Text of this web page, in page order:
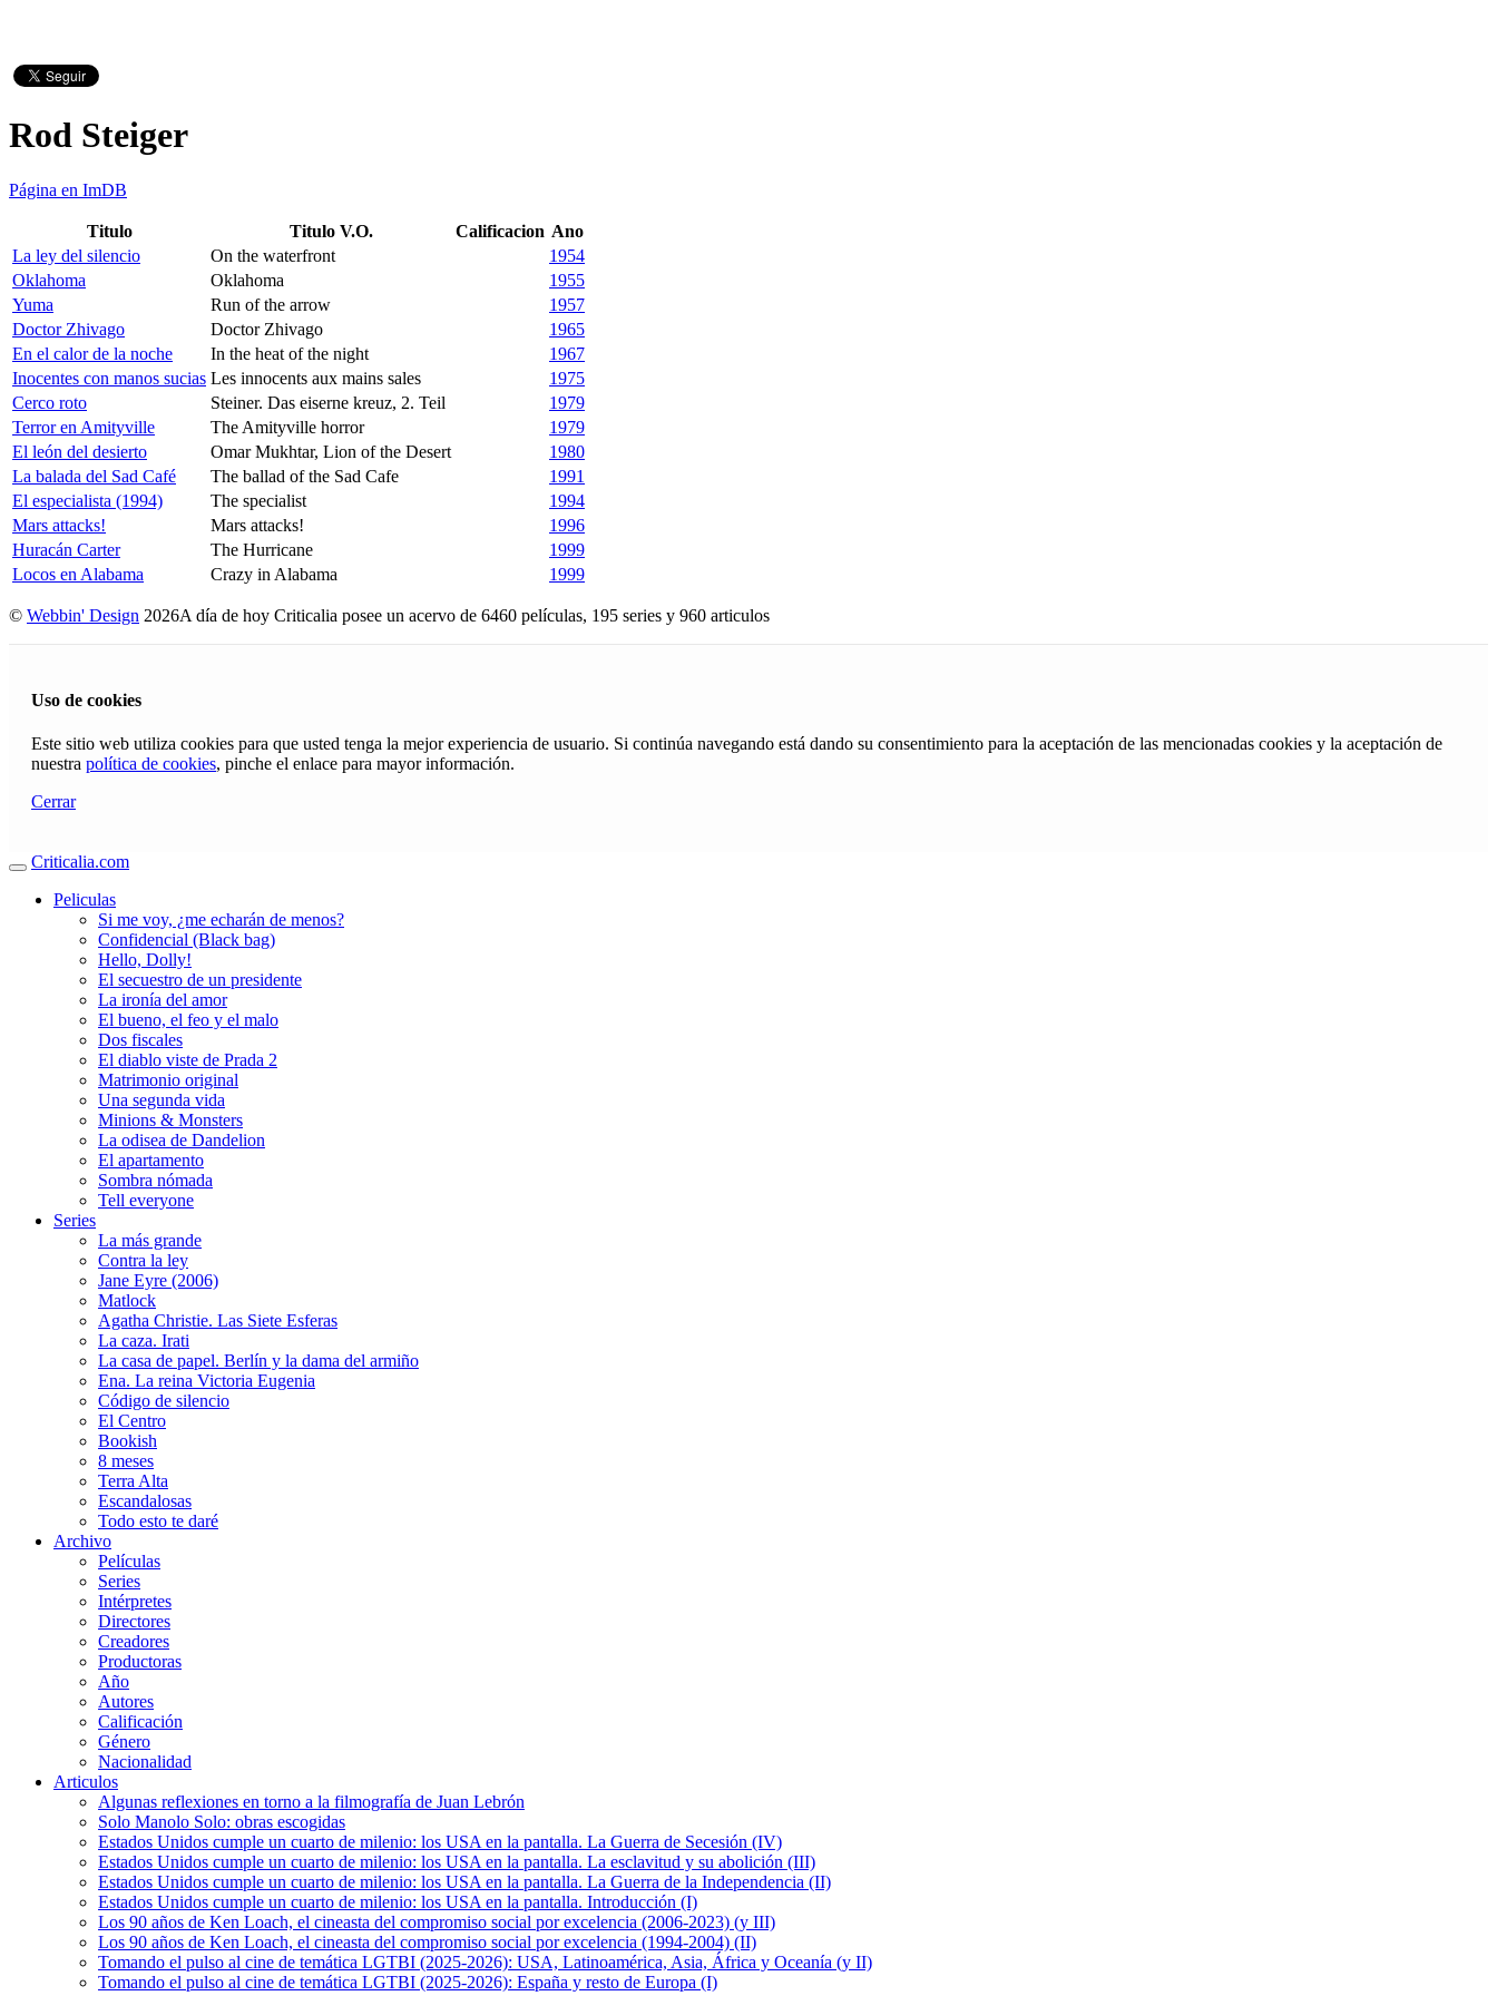
Rod Steiger
Página en ImDB
Titulo Titulo V.O. Calificacion Ano
La ley del silencio
On the waterfront
1954
Oklahoma
Oklahoma
1955
Yuma
Run of the arrow
1957
Doctor Zhivago
Doctor Zhivago
1965
En el calor de la noche
In the heat of the night
1967
Inocentes con manos sucias Les innocents aux mains sales
1975
Cerco roto
Steiner. Das eiserne kreuz, 2. Teil
1979
Terror en Amityville
The Amityville horror
1979
El león del desierto
Omar Mukhtar, Lion of the Desert
1980
La balada del Sad Café
The ballad of the Sad Cafe
1991
El especialista (1994)
The specialist
1994
Mars attacks!
Mars attacks!
1996
Huracán Carter
The Hurricane
1999
Locos en Alabama
Crazy in Alabama 1999
© Webbin' Design 2026A día de hoy Criticalia posee un acervo de 6460 películas, 195 series y 960 articulos
Uso de cookies
Este sitio web utiliza cookies para que usted tenga la mejor experiencia de usuario. Si continúa navegando está dando su consentimiento para la aceptación de las mencionadas cookies y la aceptación de
nuestra política de cookies, pinche el enlace para mayor información.
Cerrar
Criticalia.com
Peliculas
Si me voy, ¿me echarán de menos?
Confidencial (Black bag)
Hello, Dolly!
El secuestro de un presidente
La ironía del amor
El bueno, el feo y el malo
Dos fiscales
El diablo viste de Prada 2
Matrimonio original
Una segunda vida
Minions & Monsters
La odisea de Dandelion
El apartamento
Sombra nómada
Tell everyone
Series
La más grande
Contra la ley
Jane Eyre (2006)
Matlock
Agatha Christie. Las Siete Esferas
La caza. Irati
La casa de papel. Berlín y la dama del armiño
Ena. La reina Victoria Eugenia
Código de silencio
El Centro
Bookish
8 meses
Terra Alta
Escandalosas
Todo esto te daré
Archivo
Películas
Series
Intérpretes
Directores
Creadores
Productoras
Año
Autores
Calificación
Género
Nacionalidad
Articulos
Algunas reflexiones en torno a la filmografía de Juan Lebrón
Solo Manolo Solo: obras escogidas
Estados Unidos cumple un cuarto de milenio: los USA en la pantalla. La Guerra de Secesión (IV)
Estados Unidos cumple un cuarto de milenio: los USA en la pantalla. La esclavitud y su abolición (III)
Estados Unidos cumple un cuarto de milenio: los USA en la pantalla. La Guerra de la Independencia (II)
Estados Unidos cumple un cuarto de milenio: los USA en la pantalla. Introducción (I)
Los 90 años de Ken Loach, el cineasta del compromiso social por excelencia (2006-2023) (y III)
Los 90 años de Ken Loach, el cineasta del compromiso social por excelencia (1994-2004) (II)
Tomando el pulso al cine de temática LGTBI (2025-2026): USA, Latinoamérica, Asia, África y Oceanía (y II)
Tomando el pulso al cine de temática LGTBI (2025-2026): España y resto de Europa (I)